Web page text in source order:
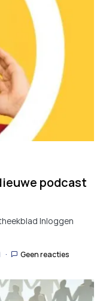
podcast
Inloggen
Geen reacties